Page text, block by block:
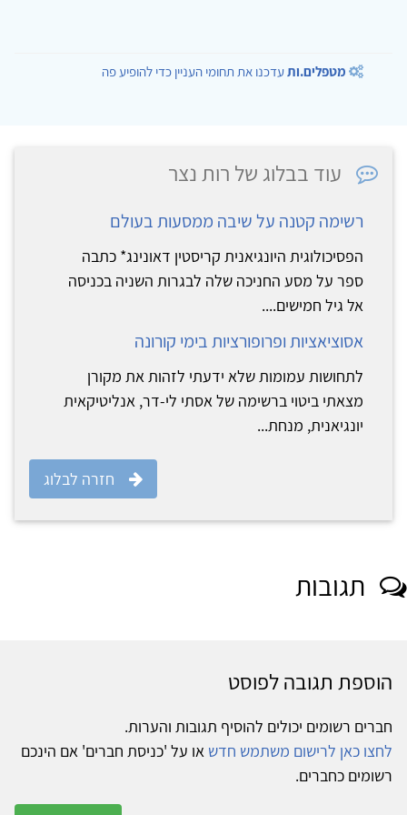
מטפלים.ותעדכנו את תחומי העניין כדי להופיע פה
עוד בבלוג של רות נצר
רשימה קטנה על שיבה ממסעות בעולם
הפסיכולוגית היונגיאנית קריסטין דאונינג* כתבה
ספר על מסע החניכה שלה לבגרות השניה בכניסה
אל גיל חמישים....
אסוציאציות ופרופורציות בימי קורונה
לתחושות עמומות שלא ידעתי לזהות את מקורן
מצאתי ביטוי ברשימה של אסתי לי-דר, אנליטיקאית
יונגיאנית, מנחת...
חזרה לבלוג
תגובות
הוספת תגובה לפוסט
חברים רשומים יכולים להוסיף תגובות והערות.
לחצו כאן לרישום משתמש חדש או על 'כניסת חברים' אם הינכם
רשומים כחברים.